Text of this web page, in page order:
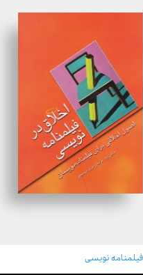
فیلمنامه نویسی
در فیلمنامه نویسی اصول